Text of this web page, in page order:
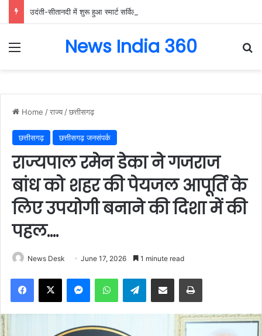
Menu News India 360
Home /राज्य /छत्तीसगढ़
छत्तीसगढ़ छत्तीसगढ़ जनसंपर्क
राज्यपाल रमेन डेका ने गजराज
बांध को शहर की पेयजल आपूर्ति के
लिए उपयोगी बनाने की दिशा में की
पहल….
News Desk June 17, 2026 1 minute read
Facebook
X MessengerWhatsAppTelegramShare via Email Print